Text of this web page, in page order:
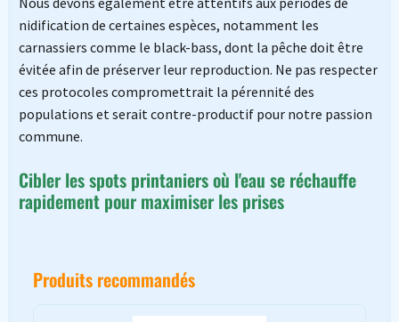
nidification de certaines espèces, notamment les
carnassiers comme le black-bass, dont la pêche doit être
évitée afin de préserver leur reproduction. Ne pas respecter
ces protocoles compromettrait la pérennité des
populations et serait contre-productif pour notre passion
commune.
Cibler les spots printaniers où l'eau se réchauffe
rapidement pour maximiser les prises
Produits recommandés